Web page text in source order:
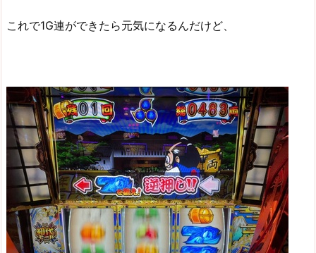
これで1G連ができたら元気になるんだけど、